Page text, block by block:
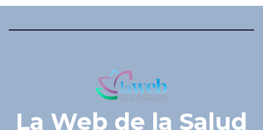
La Web de la Salud